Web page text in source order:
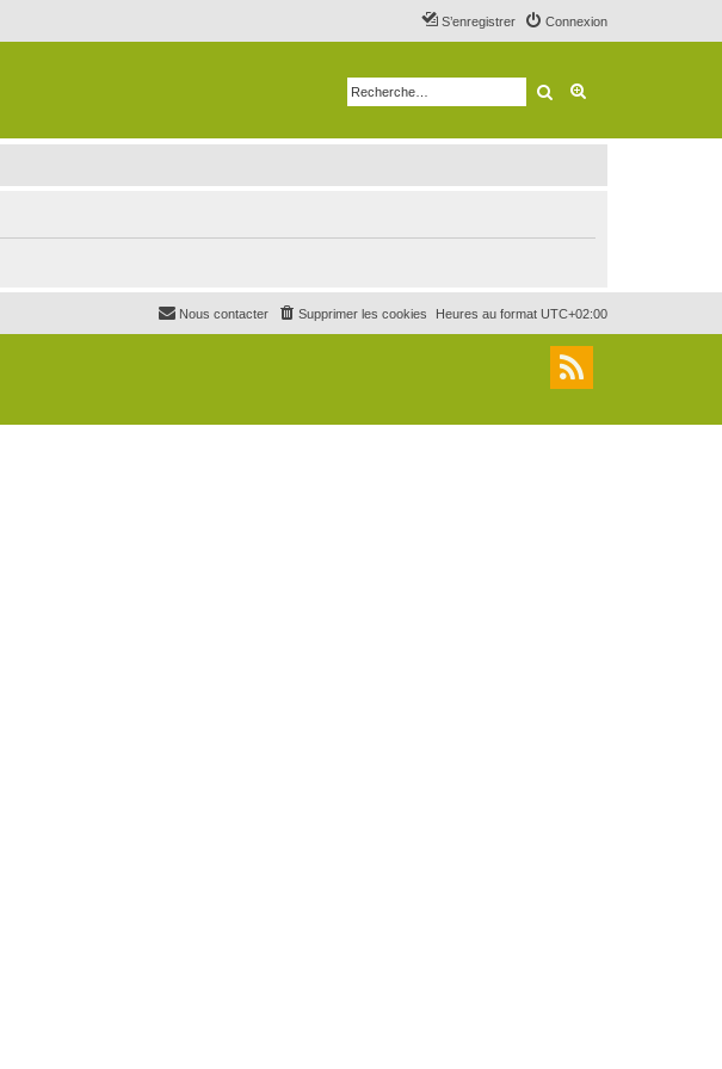
Connexion
S’enregistrer
Rechercher
Heures au format UTC+02:00
Supprimer les cookies
Nous contacter